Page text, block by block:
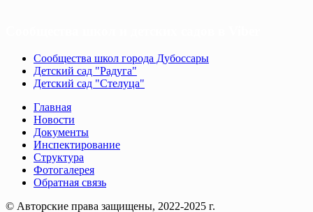
Сообщества школ города Дубоссары
Детский сад "Радуга"
Детский сад "Стелуца"
Главная
Новости
Документы
Инспектирование
Структура
Фотогалерея
Обратная связь
© Авторские права защищены, 2022-2025 г.